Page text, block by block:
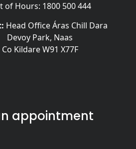
of Hours: 1800 500 444
Head Office Áras Chill Dara
Devoy Park, Naas
Co Kildare W91 X77F
appointment